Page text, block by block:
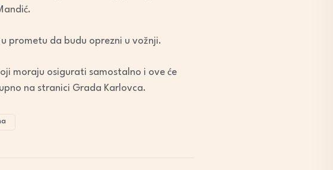
prometu da budu oprezni u vožnji.
moraju osigurati samostalno i ove će
na stranici Grada Karlovca.